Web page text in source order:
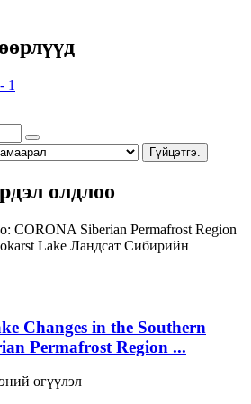
- 1
Гүйцэтгэ.
олдлоо
CORONA Siberian Permafrost Region
Lake Ландсат Сибирийн
Changes in the Southern
Permafrost Region ...
өгүүлэл